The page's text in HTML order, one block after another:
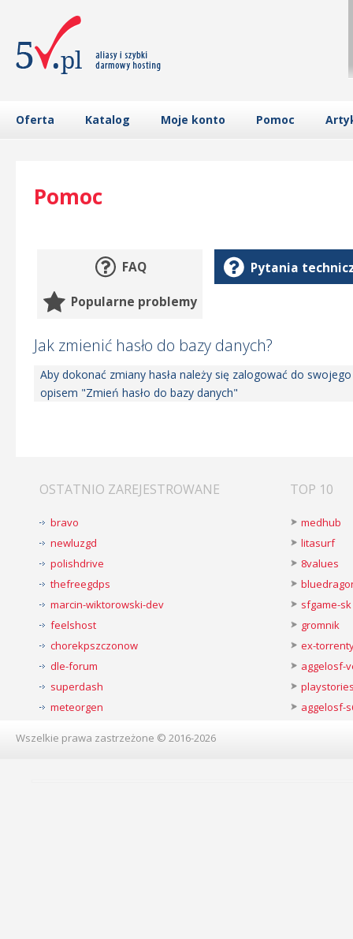
Oferta Katalog Moje konto Pomoc
Pomoc
FAQ Pytania
Popularne problemy
Jak zmienić hasło do bazy danych?
Aby dokonać zmiany hasła należy się zalogować do
opisem "Zmień hasło do bazy danych"
OSTATNIO ZAREJESTROWANE
bravo
newluzgd
polishdrive
thefreegdps
marcin-wiktorowski-dev
feelshost
chorekpszczonow
dle-forum
superdash
meteorgen
TOP 10
medhub
litasurf
8values
sfgame-sk
gromnik
ex-
aggelosf-
aggelosf-
Wszelkie prawa zastrzeżone © 2016-2026